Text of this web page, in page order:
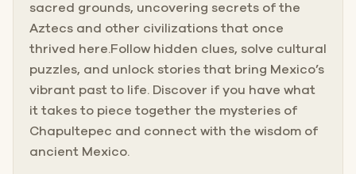
sacred grounds, uncovering secrets of the
Aztecs and other civilizations that once
thrived here.Follow hidden clues, solve cultural
puzzles, and unlock stories that bring Mexico’s
vibrant past to life. Discover if you have what
it takes to piece together the mysteries of
Chapultepec and connect with the wisdom of
ancient Mexico.